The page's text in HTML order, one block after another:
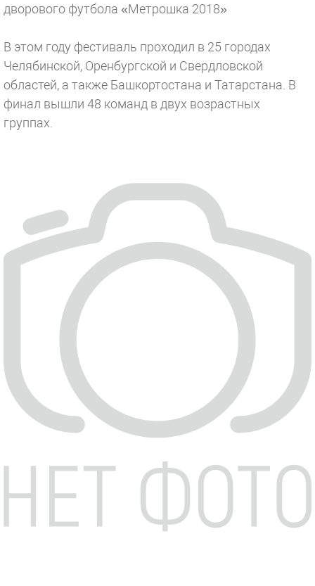
дворового футбола «Метрошка 2018»
В этом году фестиваль проходил в 25 городах
Челябинской, Оренбургской и Свердловской
областей, а также Башкортостана и Татарстана. В
финал вышли 48 команд в двух возрастных
группах.